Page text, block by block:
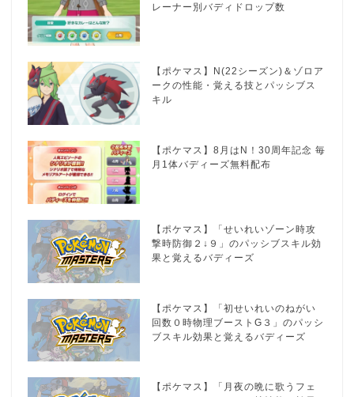
レーナー別バディドロップ数
【ポケマス】N(22シーズン)＆ゾロア
ークの性能・覚える技とパッシブス
キル
【ポケマス】8月はN！30周年記念 毎
月1体バディーズ無料配布
【ポケマス】「せいれいゾーン時攻
撃時防御２↓９」のパッシブスキル効
果と覚えるバディーズ
【ポケマス】「初せいれいのねがい
回数０時物理ブーストG３」のパッシ
ブスキル効果と覚えるバディーズ
【ポケマス】「月夜の晩に歌うフェ